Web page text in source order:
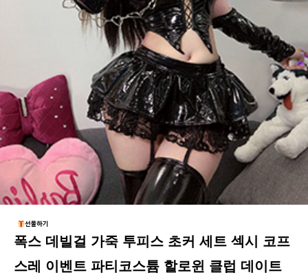
폭스 데빌걸 가죽 투피스 초커 세트 섹시 코프
스레 이벤트 파티코스튬 할로윈 클럽 데이트